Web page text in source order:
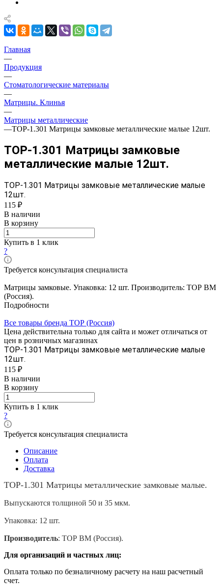
Главная
—
Продукция
—
Стоматологические материалы
—
Матрицы. Клинья
—
Матрицы металлические
—ТОР-1.301 Матрицы замковые металлические малые 12шт.
ТОР-1.301 Матрицы замковые
металлические малые 12шт.
ТОР-1.301 Матрицы замковые металлические малые
12шт.
115 ₽
В наличии
В корзину
Купить в 1 клик
?
Требуется консультация специалиста
Матрицы замковые. Упаковка: 12 шт. Производитель: ТОР BM
(Россия).
Подробности
Все товары бренда ТОР (Россия)
Цена действительна только для сайта и может отличаться от
цен в розничных магазинах
ТОР-1.301 Матрицы замковые металлические малые
12шт.
115 ₽
В наличии
В корзину
Купить в 1 клик
?
Требуется консультация специалиста
Описание
Оплата
Доставка
ТОР-1.301 Матрицы металлические замковые малые.
Выпускаются толщиной 50 и 35 мкм.
Упаковка: 12 шт.
Производитель: ТОР BM (Россия).
Для организаций и частных лиц:
Оплата только по безналичному расчету на наш расчетный
счет.